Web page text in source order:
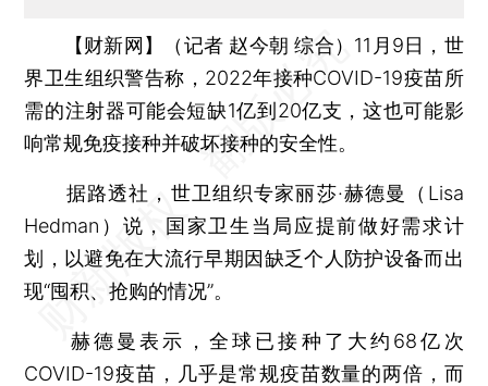
【财新网】（记者 赵今朝 综合） 11月9日，世
界卫生组织警告称，2022年接种COVID-19疫苗所
需的注射器可能会短缺1亿到20亿支，这也可能影
响常规免疫接种并破坏接种的安全性。
据路透社，世卫组织专家丽莎·赫德曼（Lisa
Hedman）说，国家卫生当局应提前做好需求计
划，以避免在大流行早期因缺乏个人防护设备而出
现“囤积、抢购的情况”。
赫德曼表示，全球已接种了大约68亿次
COVID-19疫苗，几乎是常规疫苗数量的两倍，而